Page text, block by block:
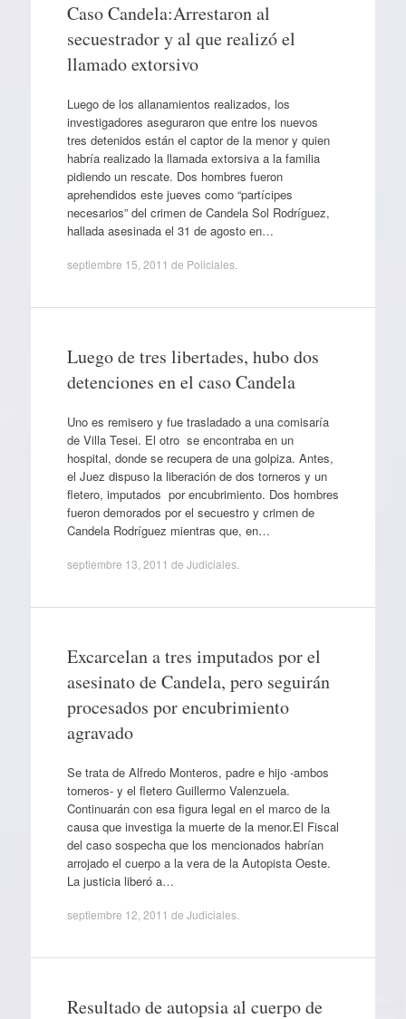
Caso Candela:Arrestaron al
secuestrador y al que realizó el
llamado extorsivo
Luego de los allanamientos realizados, los
investigadores aseguraron que entre los nuevos
tres detenidos están el captor de la menor y quien
habría realizado la llamada extorsiva a la familia
pidiendo un rescate. Dos hombres fueron
aprehendidos este jueves como “partícipes
necesarios” del crimen de Candela Sol Rodríguez,
hallada asesinada el 31 de agosto en…
septiembre 15, 2011 de Policiales.
Luego de tres libertades, hubo dos
detenciones en el caso Candela
Uno es remisero y fue trasladado a una comisaría
de Villa Tesei. El otro se encontraba en un
hospital, donde se recupera de una golpiza. Antes,
el Juez dispuso la liberación de dos torneros y un
fletero, imputados por encubrimiento. Dos hombres
fueron demorados por el secuestro y crimen de
Candela Rodríguez mientras que, en…
septiembre 13, 2011 de Judiciales.
Excarcelan a tres imputados por el
asesinato de Candela, pero seguirán
procesados por encubrimiento
agravado
Se trata de Alfredo Monteros, padre e hijo -ambos
torneros- y el fletero Guillermo Valenzuela.
Continuarán con esa figura legal en el marco de la
causa que investiga la muerte de la menor.El Fiscal
del caso sospecha que los mencionados habrían
arrojado el cuerpo a la vera de la Autopista Oeste.
La justicia liberó a…
septiembre 12, 2011 de Judiciales.
Resultado de autopsia al cuerpo de